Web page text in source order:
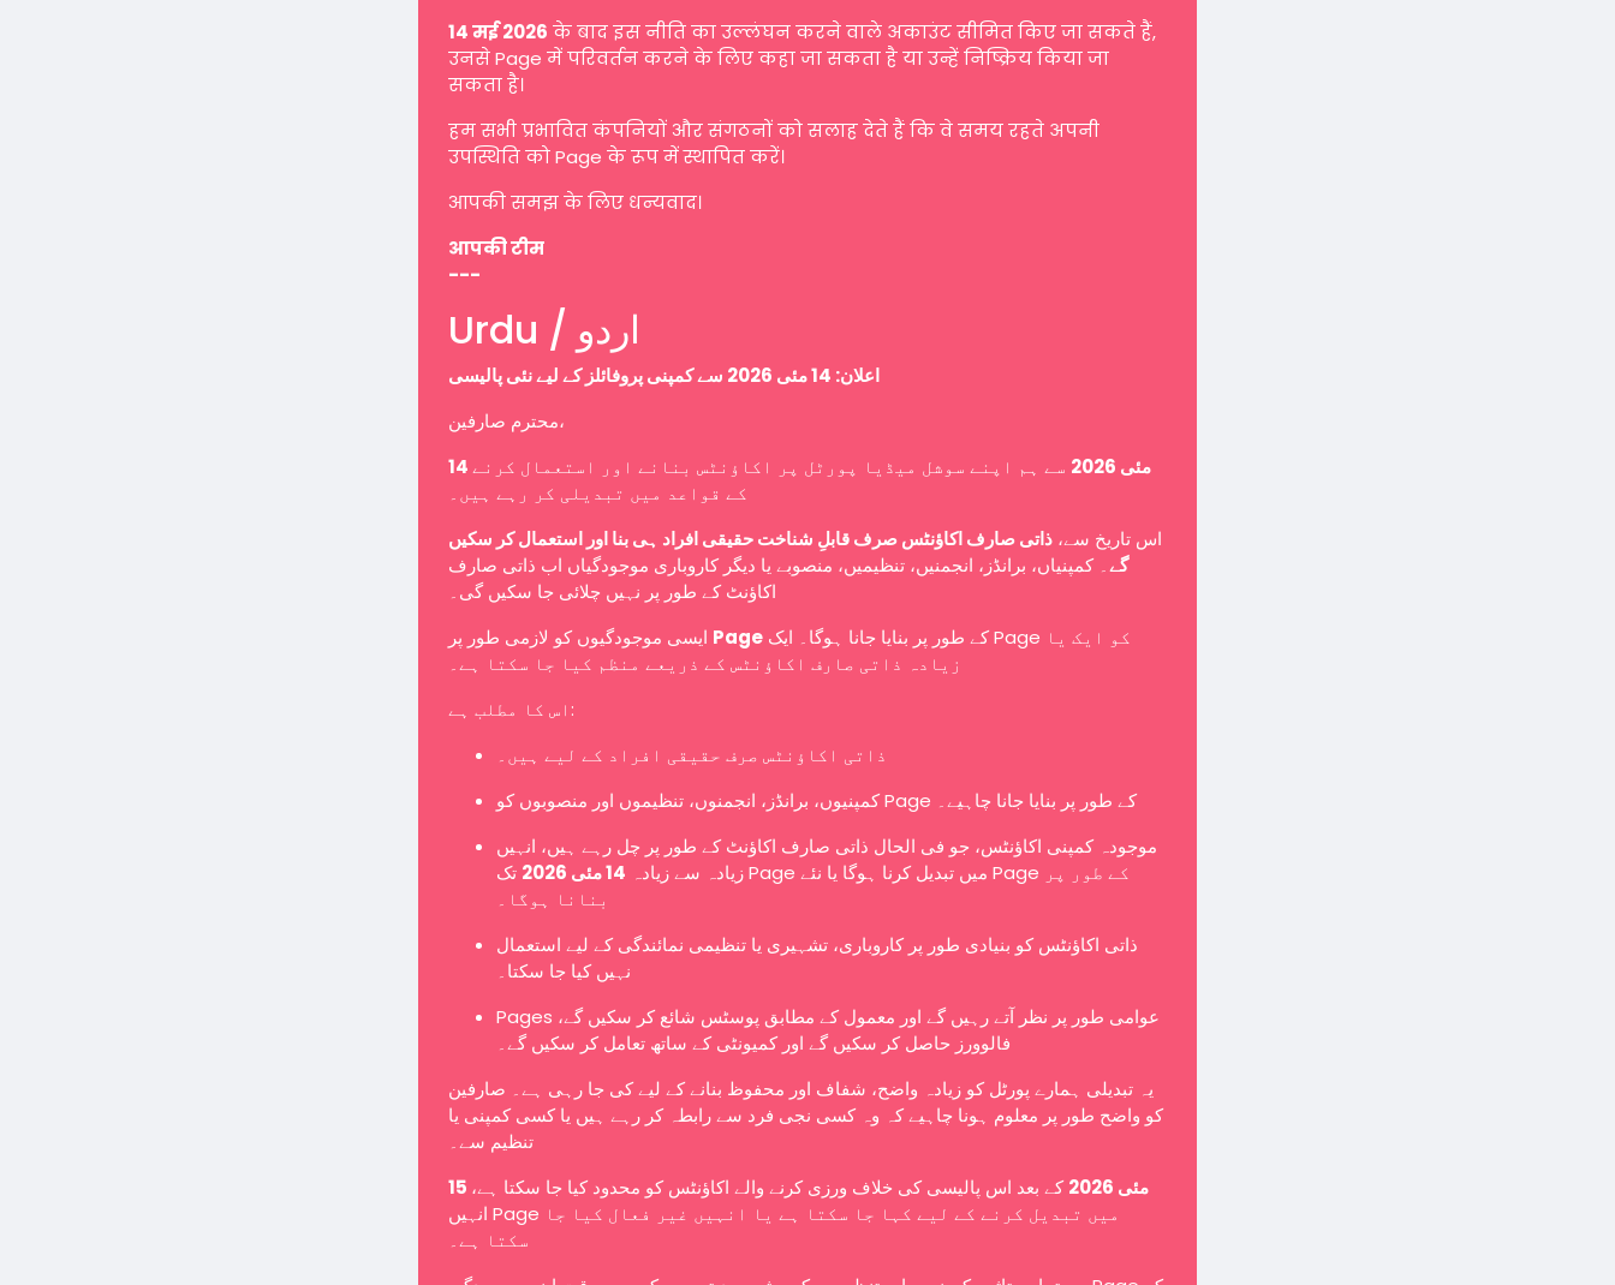
14 मई 2026 के बाद इस नीति का उल्लंघन करने वाले अकाउंट सीमित किए जा सकते हैं,
उनसे Page में परिवर्तन करने के लिए कहा जा सकता है या उन्हें निष्क्रिय किया जा
सकता है।
हम सभी प्रभावित कंपनियों और संगठनों को सलाह देते हैं कि वे समय रहते अपनी
उपस्थिति को Page के रूप में स्थापित करें।
आपकी समझ के लिए धन्यवाद।
आपकी टीम
---
Urdu / اردو
اعلان: 14 مئی 2026 سے کمپنی پروفائلز کے لیے نئی پالیسی
محترم صارفین،
14 مئی 2026
سے ہم اپنے سوشل میڈیا پورٹل پر اکاؤنٹس بنانے اور استعمال کرنے
کے قواعد میں تبدیلی کر رہے ہیں۔
اس تاریخ سے، ذاتی صارف اکاؤنٹس صرف قابلِ شناخت حقیقی افراد ہی بنا اور استعمال کر سکیں
گے۔ کمپنیاں، برانڈز، انجمنیں، تنظیمیں، منصوبے یا دیگر کاروباری موجودگیاں اب ذاتی صارف
اکاؤنٹ کے طور پر نہیں چلائی جا سکیں گی۔
Page
زیادہ ذاتی صارف اکاؤنٹس کے ذریعے منظم کیا جا سکتا ہے۔
اس کا مطلب ہے:
ذاتی اکاؤنٹس صرف حقیقی افراد کے لیے ہیں۔
کمپنیوں، برانڈز، انجمنوں، تنظیموں اور منصوبوں کو Page کے طور پر بنایا جانا چاہیے۔
موجودہ کمپنی اکاؤنٹس، جو فی الحال ذاتی صارف اکاؤنٹ کے طور پر چل رہے ہیں، انہیں
زیادہ سے زیادہ 14 مئی 2026
تک Page میں تبدیل کرنا ہوگا یا نئے Page کے طور پر
بنانا ہوگا۔
ذاتی اکاؤنٹس کو بنیادی طور پر کاروباری، تشہیری یا تنظیمی نمائندگی کے لیے استعمال
نہیں کیا جا سکتا۔
Pages عوامی طور پر نظر آتے رہیں گے اور معمول کے مطابق پوسٹس شائع کر سکیں گے،
فالوورز حاصل کر سکیں گے اور کمیونٹی کے ساتھ تعامل کر سکیں گے۔
یہ تبدیلی ہمارے پورٹل کو زیادہ واضح، شفاف اور محفوظ بنانے کے لیے کی جا رہی ہے۔ صارفین
کو واضح طور پر معلوم ہونا چاہیے کہ وہ کسی نجی فرد سے رابطہ کر رہے ہیں یا کسی کمپنی یا
تنظیم سے۔
15 مئی 2026
کے بعد اس پالیسی کی خلاف ورزی کرنے والے اکاؤنٹس کو محدود کیا جا سکتا ہے،
انہیں Page میں تبدیل کرنے کے لیے کہا جا سکتا ہے یا انہیں غیر فعال کیا جا
سکتا ہے۔